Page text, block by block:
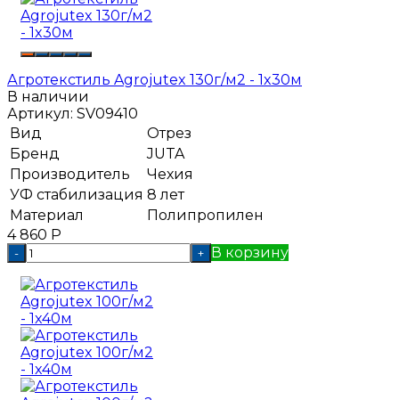
Агротекстиль Agrojutex 130г/м2 - 1x30м
В наличии
Артикул: SV09410
Вид
Отрез
Бренд
JUTA
Производитель
Чехия
УФ стабилизация 8 лет
Материал
Полипропилен
4 860 Р
- + В корзину